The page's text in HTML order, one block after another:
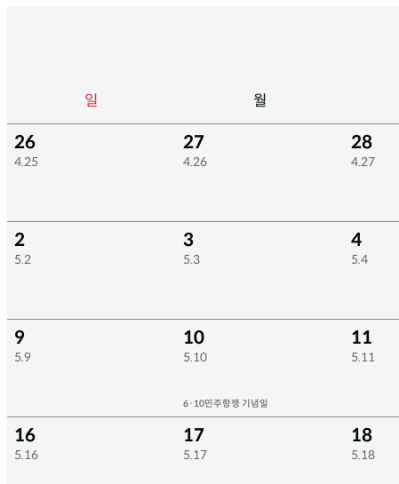
일 월
26
4.25
27
4.26
28
4.27
2
5.2
3
5.3
4
5.4
9
5.9
10
5.10
6·10민주항쟁 기념일
11
5.11
16
5.16
17
5.17
18
5.18